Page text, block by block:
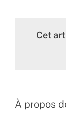
Cet
À propos